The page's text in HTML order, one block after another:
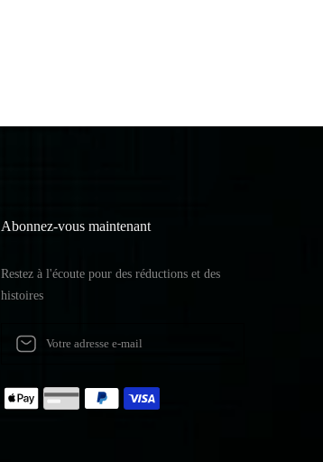
Abonnez-vous maintenant
Restez à l'écoute pour des réductions et des
histoires